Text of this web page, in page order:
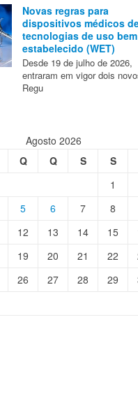
Novas regras para
dispositivos médicos
tecnologias de uso bem
estabelecido (WET)
Desde 19 de julho de 2026,
entraram em vigor dois
Regu
Agosto 2026
Q Q S S
1
5 6 7 8
12 13 14 15
19 20 21 22
26 27 28 29